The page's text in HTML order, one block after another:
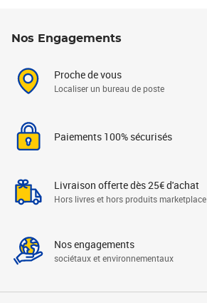
Nos Engagements
Proche de vous
Localiser un bureau de poste
Paiements 100% sécurisés
Livraison offerte dès 25€ d'achat
Hors livres et hors produits marketplace
Nos engagements
sociétaux et environnementaux